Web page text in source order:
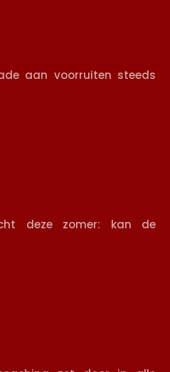
aan voorruiten steeds
deze zomer: kan de